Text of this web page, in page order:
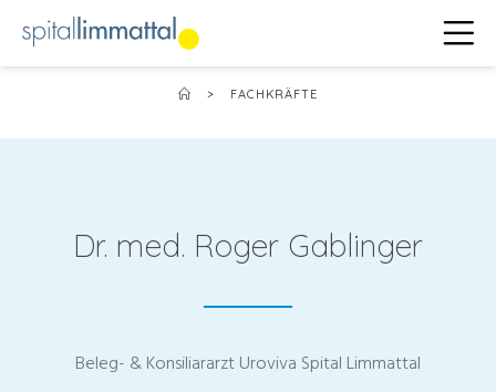
> FACHKRÄFTE
Dr. med. Roger Gablinger
Beleg- & Konsiliararzt Uroviva Spital Limmattal